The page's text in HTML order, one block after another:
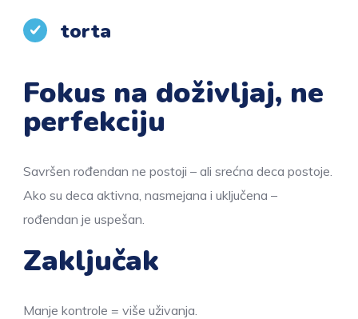
torta
Fokus na doživljaj, ne
perfekciju
Savršen rođendan ne postoji – ali srećna deca postoje.
Ako su deca aktivna, nasmejana i uključena –
rođendan je uspešan.
Zaključak
Manje kontrole = više uživanja.